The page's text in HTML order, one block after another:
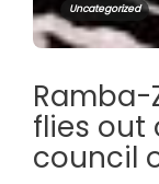
Uncategorized
flies out
council